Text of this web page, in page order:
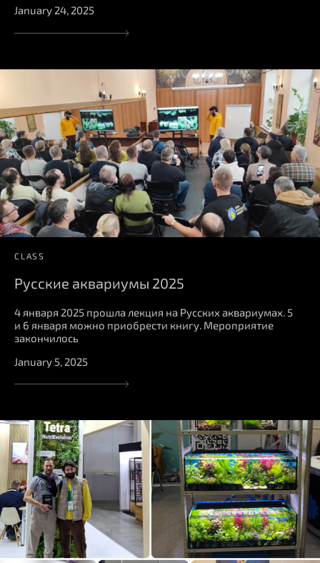
January 24, 2025
CLASS
Русские аквариумы 2025
4 января 2025 прошла лекция на Русских аквариумах. 5
и 6 января можно приобрести книгу. Мероприятие
закончилось
January 5, 2025